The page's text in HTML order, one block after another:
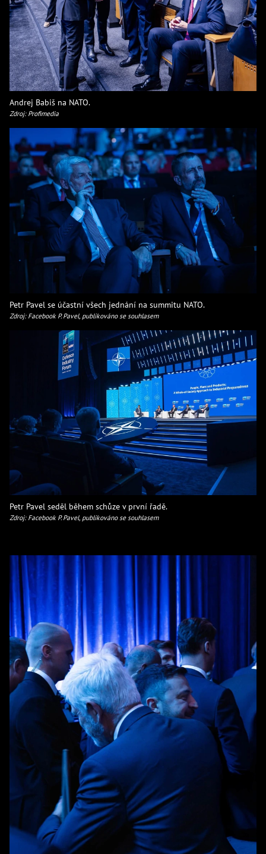
Andrej Babiš na NATO.
Zdroj: Profimedia
Petr Pavel se účastní všech jednání na summitu NATO.
Zdroj: Facebook P. Pavel, publikováno se souhlasem
Petr Pavel seděl během schůze v první řadě.
Zdroj: Facebook P. Pavel, publikováno se souhlasem